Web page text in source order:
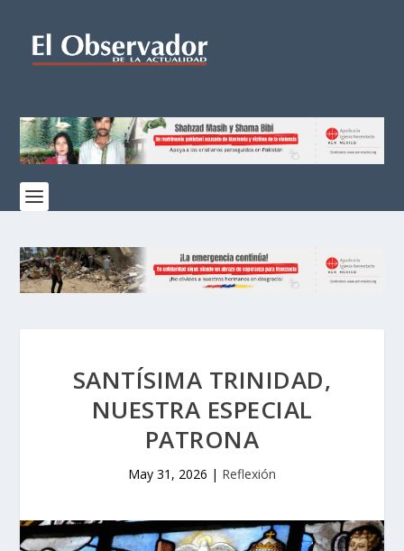
SANTÍSIMA TRINIDAD,
NUESTRA ESPECIAL
PATRONA
May 31, 2026 | Reflexión